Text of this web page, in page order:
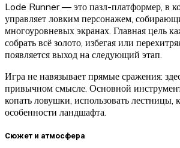
Lode Runner — это пазл-платформер, в
управляет ловким персонажем,
многоуровневых экранах. Главная цель
собрать всё золото, избегая или
появляется выход на следующий этап.
Игра не навязывает прямые сражения:
привычном смысле. Основной
копать ловушки, использовать лестницы,
особенности ландшафта.
Сюжет и атмосфера